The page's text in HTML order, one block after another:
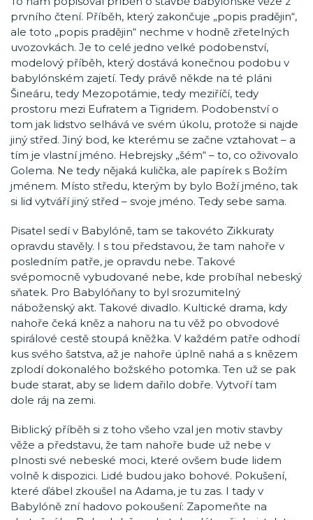
prvního čtení. Příběh, který zakončuje „popis pradějin“,
ale toto „popis pradějin“ nechme v hodně zřetelných
uvozovkách. Je to celé jedno velké podobenství,
modelový příběh, který dostává konečnou podobu v
babylónském zajetí. Tedy právě někde na té pláni
Šineáru, tedy Mezopotámie, tedy meziříčí, tedy
prostoru mezi Eufratem a Tigridem. Podobenství o
tom jak lidstvo selhává ve svém úkolu, protože si najde
jiný střed. Jiný bod, ke kterému se začne vztahovat – a
tím je vlastní jméno. Hebrejsky „šém“ – to, co oživovalo
Golema. Ne tedy nějaká kulička, ale papírek s Božím
jménem. Místo středu, kterým by bylo Boží jméno, tak
si lid vytváří jiný střed – svoje jméno. Tedy sebe sama.
Pisatel sedí v Babylóně, tam se takovéto Zikkuraty
opravdu stavěly. I s tou představou, že tam nahoře v
posledním patře, je opravdu nebe. Takové
svépomocně vybudované nebe, kde probíhal nebeský
sňatek. Pro Babylóňany to byl srozumitelný
náboženský akt. Takové divadlo. Kultické drama, kdy
nahoře čeká kněz a nahoru na tu věž po obvodové
spirálové cestě stoupá kněžka. V každém patře odhodí
kus svého šatstva, až je nahoře úplně nahá a s knězem
zplodí dokonalého božského potomka. Ten už se pak
bude starat, aby se lidem dařilo dobře. Vytvoří tam
dole ráj na zemi.
Biblický příběh si z toho všeho vzal jen motiv stavby
věže a představu, že tam nahoře bude už nebe v
plnosti své nebeské moci, které ovšem bude lidem
volně k dispozici. Lidé budou jako bohové. Pokušení,
které ďábel zkoušel na Adama, je tu zas. I tady v
Babylóně zní hadovo pokoušení: Zapomeňte na